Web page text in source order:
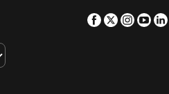
Facebook
Twitter